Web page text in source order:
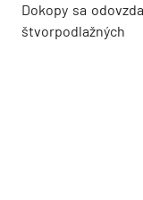
Dokopy sa
štvorpodlažných